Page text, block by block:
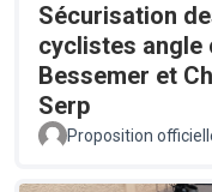
Sécurisation
cyclistes angle
Bessemer et
Serp
Proposition